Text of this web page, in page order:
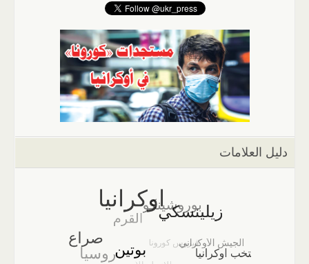
دليل العلامات